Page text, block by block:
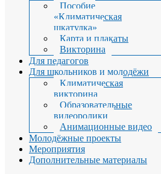
Пособие
«Климатическая
шкатулка»
Карта и плакаты
Викторина
Для педагогов
Для школьников и молодёжи
Климатическая
викторина
Образовательные
видеоролики
Анимационные видео
Молодёжные проекты
Мероприятия
Дополнительные материалы